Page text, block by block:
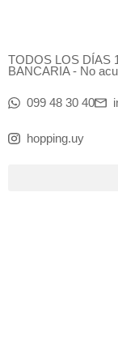
TODOS LOS DÍAS
BANCARIA - No
099 48 30 40
hopping.uy